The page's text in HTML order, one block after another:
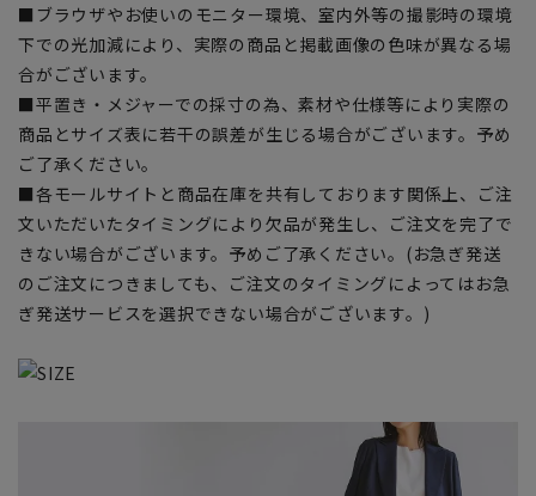
■ブラウザやお使いのモニター環境、室内外等の撮影時の環境
下での光加減により、実際の商品と掲載画像の色味が異なる場
合がございます。
■平置き・メジャーでの採寸の為、素材や仕様等により実際の
商品とサイズ表に若干の誤差が生じる場合がございます。予め
ご了承ください。
■各モールサイトと商品在庫を共有しております関係上、ご注
文いただいたタイミングにより欠品が発生し、ご注文を完了で
きない場合がございます。予めご了承ください。(お急ぎ発送
のご注文につきましても、ご注文のタイミングによってはお急
ぎ発送サービスを選択できない場合がございます。)